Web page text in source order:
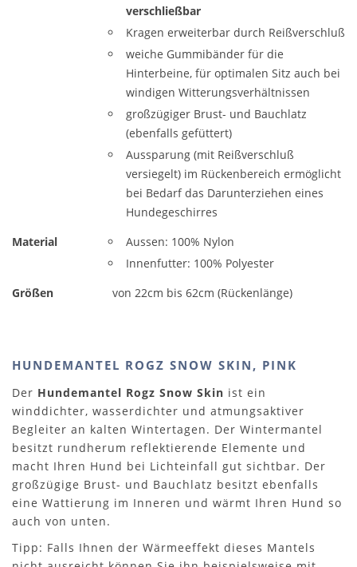
verschließbar
Kragen erweiterbar durch Reißverschluß
weiche Gummibänder für die
Hinterbeine, für optimalen Sitz auch bei
windigen Witterungsverhältnissen
großzügiger Brust- und Bauchlatz
(ebenfalls gefüttert)
Aussparung (mit Reißverschluß
versiegelt) im Rückenbereich ermöglicht
bei Bedarf das Darunterziehen eines
Hundegeschirres
Material
Aussen: 100% Nylon
Innenfutter: 100% Polyester
Größen
von 22cm bis 62cm (Rückenlänge)
HUNDEMANTEL ROGZ SNOW SKIN, PINK
Der Hundemantel Rogz Snow Skin ist ein
winddichter, wasserdichter und atmungsaktiver
Begleiter an kalten Wintertagen. Der Wintermantel
besitzt rundherum reflektierende Elemente und
macht Ihren Hund bei Lichteinfall gut sichtbar. Der
großzügige Brust- und Bauchlatz besitzt ebenfalls
eine Wattierung im Inneren und wärmt Ihren Hund so
auch von unten.
Tipp: Falls Ihnen der Wärmeeffekt dieses Mantels